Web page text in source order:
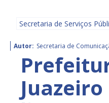
Secretaria de Serviços
Autor: Secretaria de